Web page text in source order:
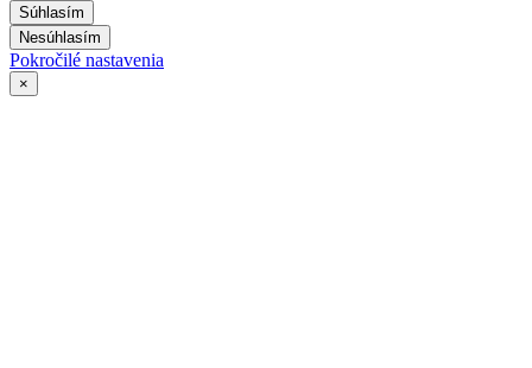
Súhlasím
Nesúhlasím
Pokročilé nastavenia
×